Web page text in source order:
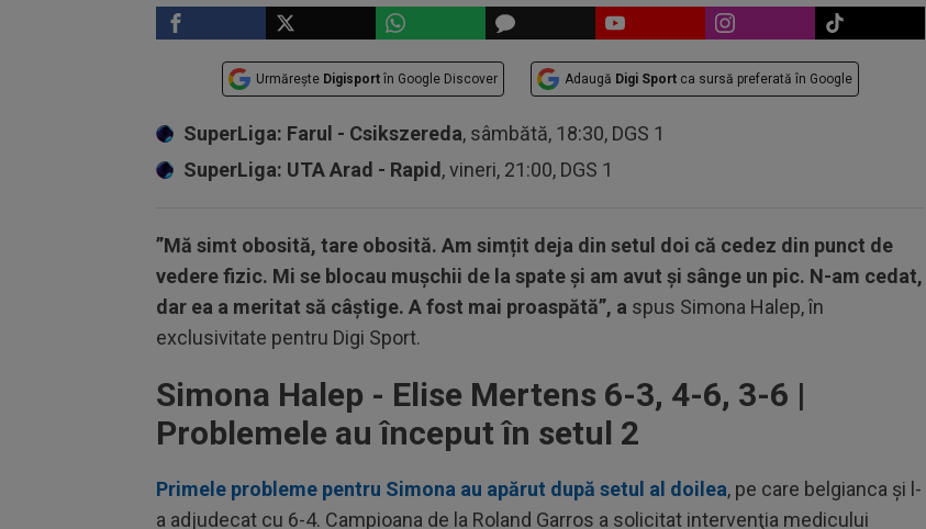
Urmărește Digisport în Google Discover Adaugă Digi Sport ca sursă preferată în Google
SuperLiga: Farul - Csikszereda, sâmbătă, 18:30, DGS 1
SuperLiga: UTA Arad - Rapid , vineri, 21:00, DGS 1
”Mă simt obosită, tare obosită. Am simțit deja din setul doi că cedez din punct de
vedere fizic. Mi se blocau mușchii de la spate și am avut și sânge un pic. N-am cedat,
dar ea a meritat să câștige. A fost mai proaspătă”, a spus Simona Halep, în
exclusivitate pentru Digi Sport.
Simona Halep - Elise Mertens 6-3, 4-6, 3-6 |
Problemele au început în setul 2
Primele probleme pentru Simona au apărut după setul al doilea, pe care belgianca şi l-
a adjudecat cu 6-4. Campioana de la Roland Garros a solicitat intervenţia medicului